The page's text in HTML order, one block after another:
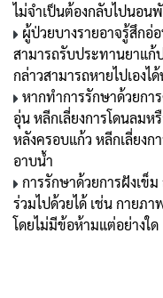
ไม่จำเป็นต้องกลับไปนอน
ผู้ป่วยบางรายอาจรู้สึกอ่
สามารถรับประทานยาแก้
กล่าวสามารถหายไปเอง
หากทำการรักษาด้วยกา
อุ่น หลีกเลี่ยงการโดนลม
หลังครอบแก้ว หลีกเลี่ยง
อาบน้ำ
การรักษาด้วยการฝังเข็
ร่วมไปด้วยได้ เช่น กายภ
โดยไม่มีข้อห้ามแต่อย่างใด